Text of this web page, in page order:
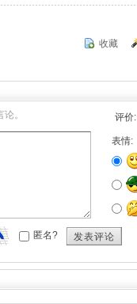
收藏
。 评价:
表情:
匿名? 发表评论